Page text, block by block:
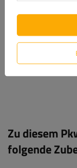
Zu diesem
folgende